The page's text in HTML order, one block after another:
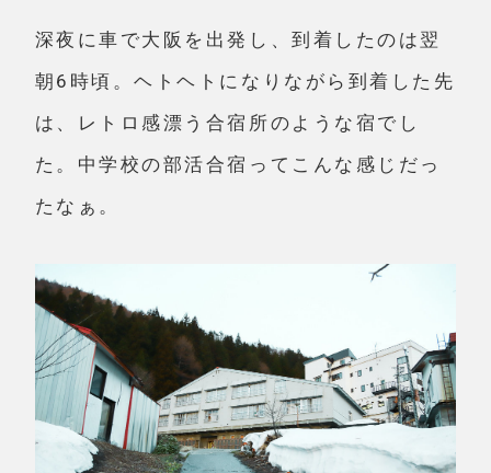
深夜に車で大阪を出発し、到着したのは翌
朝6時頃。ヘトヘトになりながら到着した先
は、レトロ感漂う合宿所のような宿でし
た。中学校の部活合宿ってこんな感じだっ
たなぁ。